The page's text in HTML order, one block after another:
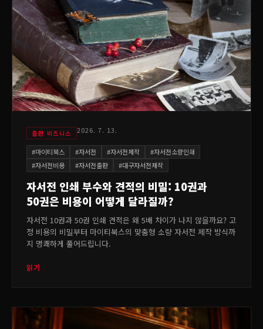
출판 비즈니스 2026. 7. 13.
#마이티북스 #자서전 #자서전제작 #자서전소량인쇄
#자서전비용 #자서전출판 #대구자서전제작
자서전 인쇄 부수와 견적의 비밀: 10권과
50권은 비용이 어떻게 달라질까?
자서전 10권과 50권 인쇄 견적은 왜 5배 차이가 나지 않을까요? 고
정 비용의 비밀부터 마이티북스의 맞춤형 소량 자서전 제작 방식까
지 명쾌하게 풀어드립니다.
읽기